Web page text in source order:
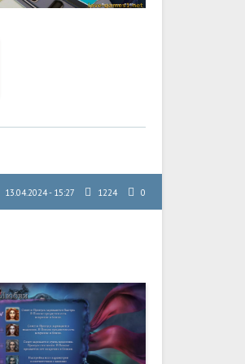
13.04.2024 - 15:27 1224 0